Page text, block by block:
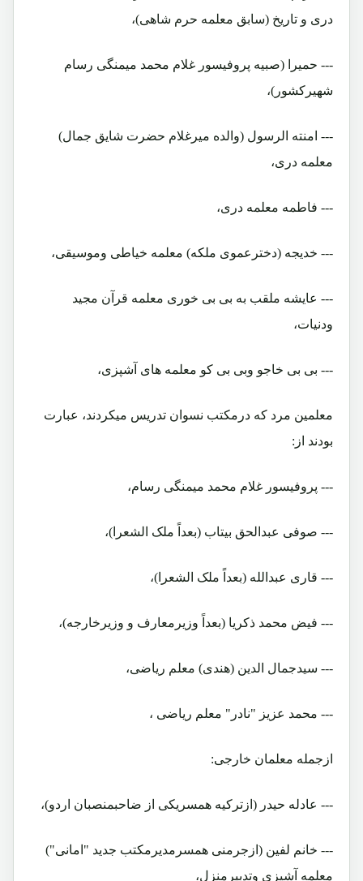
دری و تاریخ (سابق معلمه حرم شاهی)،
--- حمیرا (صبیه پروفیسور غلام محمد میمنگی رسام
شهیرکشور)،
--- امنته الرسول (والده میرغلام حضرت شایق جمال)
معلمه دری،
--- فاطمه معلمه دری،
--- خدیجه (دخترعموی ملکه) معلمه خیاطی وموسیقی،
--- عایشه ملقب به بی بی خوری معلمه قرآن مجید
ودنیات،
--- بی بی خاجو وبی بی کو معلمه های آشپزی،
معلمین مرد که درمکتب نسوان تدریس میکردند، عبارت
بودند از:
--- پروفیسور غلام محمد میمنگی رسام،
--- صوفی عبدالحق بیتاب (بعداً ملک الشعرا)،
--- قاری عبدالله (بعداً ملک الشعرا)،
--- فیض محمد ذکریا (بعداً وزیرمعارف و وزیرخارجه)،
--- سیدجمال الدین (هندی) معلم ریاضی،
--- محمد عزیز "نادر" معلم ریاضی ،
ازجمله معلمان خارجی:
--- عادله حیدر (ازترکیه همسریکی از ضاحبمنصبان اردو)،
--- خانم لفین (ازجرمنی همسرمدیرمکتب جدید "امانی")
معلمه آشپزی وتدبیرمنزل،